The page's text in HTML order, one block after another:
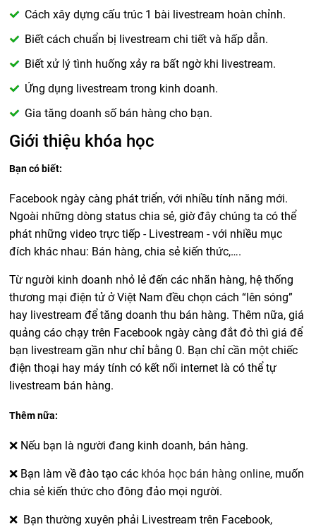
Cách xây dựng cấu trúc 1 bài livestream hoàn chỉnh.
Biết cách chuẩn bị livestream chi tiết và hấp dẫn.
Biết xử lý tình huống xảy ra bất ngờ khi livestream.
Ứng dụng livestream trong kinh doanh.
Gia tăng doanh số bán hàng cho bạn.
Giới thiệu khóa học
Bạn có biết:
Facebook ngày càng phát triển, với nhiều tính năng mới.
Ngoài những dòng status chia sẻ, giờ đây chúng ta có thể
phát những video trực tiếp - Livestream - với nhiều mục
đích khác nhau: Bán hàng, chia sẻ kiến thức,….
Từ người kinh doanh nhỏ lẻ đến các nhãn hàng, hệ thống
thương mại điện tử ở Việt Nam đều chọn cách “lên sóng”
hay livestream để tăng doanh thu bán hàng. Thêm nữa, giá
quảng cáo chạy trên Facebook ngày càng đắt đỏ thì giá để
bạn livestream gần như chỉ bằng 0. Bạn chỉ cần một chiếc
điện thoại hay máy tính có kết nối internet là có thể tự
livestream bán hàng.
Thêm nữa:
❌ Nếu bạn là người đang kinh doanh, bán hàng.
❌ Bạn làm về đào tạo các khóa học bán hàng online, muốn
chia sẻ kiến thức cho đông đảo mọi người.
❌ Bạn thường xuyên phải Livestream trên Facebook,